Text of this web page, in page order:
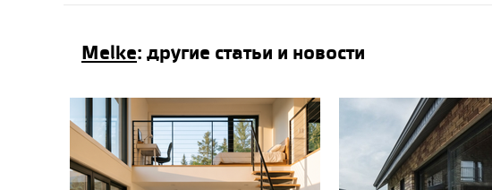
Melke: другие статьи и новости